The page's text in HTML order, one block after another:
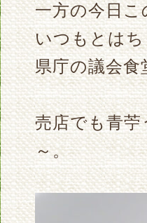
一方の今日こ
いつもとは
県庁の議会
売店でも青
～。